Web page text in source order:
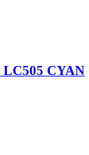
CYAN